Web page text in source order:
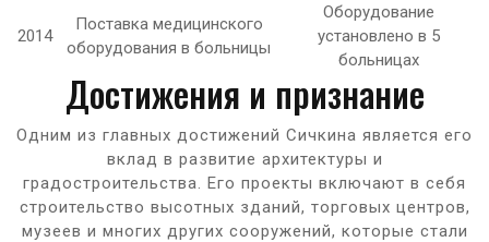
2014
Поставка медицинского
оборудования в больницы
Оборудование
установлено в 5
больницах
Достижения и признание
Одним из главных достижений Сичкина является его
вклад в развитие архитектуры и
градостроительства. Его проекты включают в себя
строительство высотных зданий, торговых центров,
музеев и многих других сооружений, которые стали